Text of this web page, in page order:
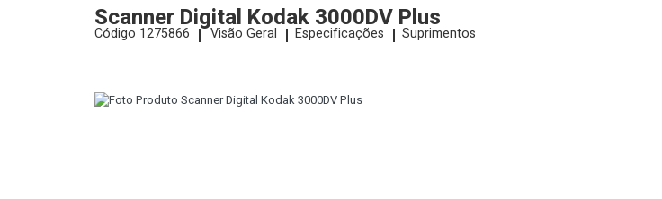
Scanner Digital Kodak 3000DV Plus
Código 1275866 Visão Geral Especificações Suprimentos